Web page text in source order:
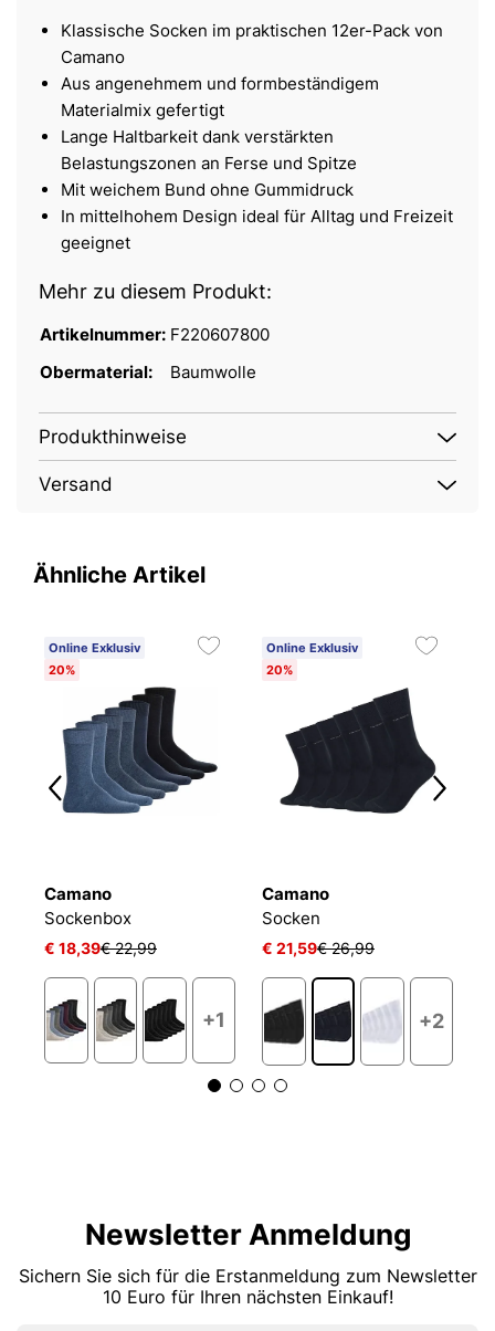
Klassische Socken im praktischen 12er-Pack von
Camano
Aus angenehmem und formbeständigem
Materialmix gefertigt
Lange Haltbarkeit dank verstärkten
Belastungszonen an Ferse und Spitze
Mit weichem Bund ohne Gummidruck
In mittelhohem Design ideal für Alltag und Freizeit
geeignet
Mehr zu diesem Produkt:
Artikelnummer: F220607800
Obermaterial:
Baumwolle
Produkthinweise
Versand
Ähnliche Artikel
Online Exklusiv
20%
Camano
Sockenbox
€ 18,39€ 22,99
+1
Online Exklusiv
20%
Camano
Socken
€ 21,59€ 26,99
+2
Newsletter Anmeldung
Sichern Sie sich für die Erstanmeldung zum Newsletter
10 Euro für Ihren nächsten Einkauf!